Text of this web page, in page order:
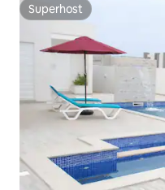
Superhost
Superhost